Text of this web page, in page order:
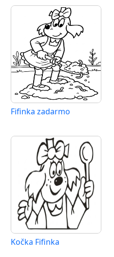
Fifinka zadarmo
Kočka Fifinka